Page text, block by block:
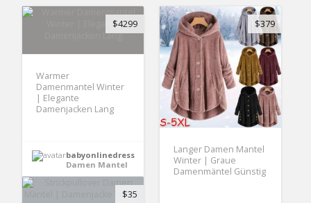
$4299
Warmer
Damenmantel Winter
| Elegante
Damenjacken Lang
babyonlinedress
Damen Mantel
$379
Langer Damen Mantel
Winter | Graue
Damenmäntel Günstig
$35